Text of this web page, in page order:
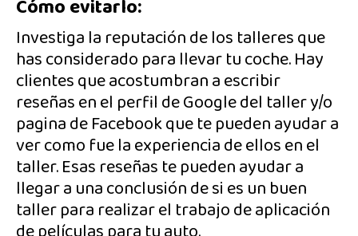
Cómo evitarlo:
Investiga la reputación de los talleres que
has considerado para llevar tu coche. Hay
clientes que acostumbran a escribir
reseñas en el perfil de Google del taller y/o
pagina de Facebook que te pueden ayudar a
ver como fue la experiencia de ellos en el
taller. Esas reseñas te pueden ayudar a
llegar a una conclusión de si es un buen
taller para realizar el trabajo de aplicación